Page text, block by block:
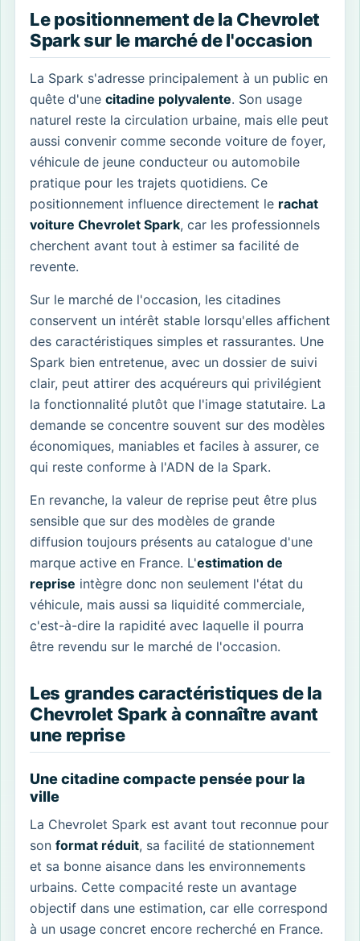
Le positionnement de la Chevrolet
Spark sur le marché de l'occasion
La Spark s'adresse principalement à un public en
quête d'une citadine polyvalente. Son usage
naturel reste la circulation urbaine, mais elle peut
aussi convenir comme seconde voiture de foyer,
véhicule de jeune conducteur ou automobile
pratique pour les trajets quotidiens. Ce
positionnement influence directement le rachat
voiture Chevrolet Spark, car les professionnels
cherchent avant tout à estimer sa facilité de
revente.
Sur le marché de l'occasion, les citadines
conservent un intérêt stable lorsqu'elles affichent
des caractéristiques simples et rassurantes. Une
Spark bien entretenue, avec un dossier de suivi
clair, peut attirer des acquéreurs qui privilégient
la fonctionnalité plutôt que l'image statutaire. La
demande se concentre souvent sur des modèles
économiques, maniables et faciles à assurer, ce
qui reste conforme à l'ADN de la Spark.
En revanche, la valeur de reprise peut être plus
sensible que sur des modèles de grande
diffusion toujours présents au catalogue d'une
marque active en France. L'estimation de
reprise intègre donc non seulement l'état du
véhicule, mais aussi sa liquidité commerciale,
c'est-à-dire la rapidité avec laquelle il pourra
être revendu sur le marché de l'occasion.
Les grandes caractéristiques de la
Chevrolet Spark à connaître avant
une reprise
Une citadine compacte pensée pour la
ville
La Chevrolet Spark est avant tout reconnue pour
son format réduit, sa facilité de stationnement
et sa bonne aisance dans les environnements
urbains. Cette compacité reste un avantage
objectif dans une estimation, car elle correspond
à un usage concret encore recherché en France.